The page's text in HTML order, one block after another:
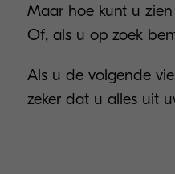
Maar hoe kunt u
Of, als u op zoek
Als u de volgende
zeker dat u alles uit